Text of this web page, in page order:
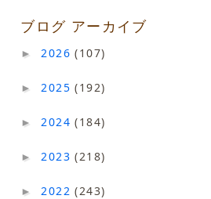
ブログ アーカイブ
► 2026(107)
► 2025(192)
► 2024(184)
► 2023(218)
► 2022(243)